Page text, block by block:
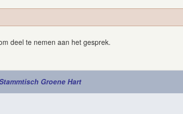
deel te nemen aan het gesprek.
Groene Hart